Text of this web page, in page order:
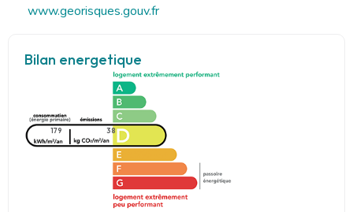
www.georisques.gouv.fr
Bilan energetique
179 38